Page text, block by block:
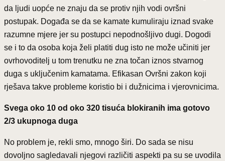
da ljudi uopće ne znaju da se protiv njih vodi ovršni
postupak. Događa se da se kamate kumuliraju iznad svake
razumne mjere jer su postupci nepodnošljivo dugi. Dogodi
se i to da osoba koja želi platiti dug isto ne može učiniti jer
ovrhovoditelj u tom trenutku ne zna točan iznos stvarnog
duga s uključenim kamatama. Efikasan Ovršni zakon koji
rješava takve probleme koristio bi i dužnicima i vjerovnicima.
Svega oko 10 od oko 320 tisuća blokiranih ima gotovo
2/3 ukupnoga duga
No problem je, rekli smo, mnogo širi. Do sada se nisu
dovoljno sagledavali njegovi različiti aspekti pa su se uvodila